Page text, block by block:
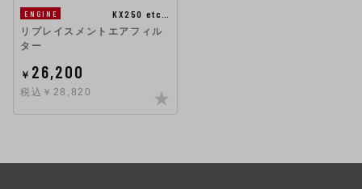
ENGINE
KX250 etc…
リプレイスメントエアフィル
ター
￥ 26,200
税込￥28,820